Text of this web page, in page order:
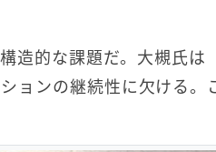
造的な課題だ。大槻氏
ョンの継続性に欠ける。